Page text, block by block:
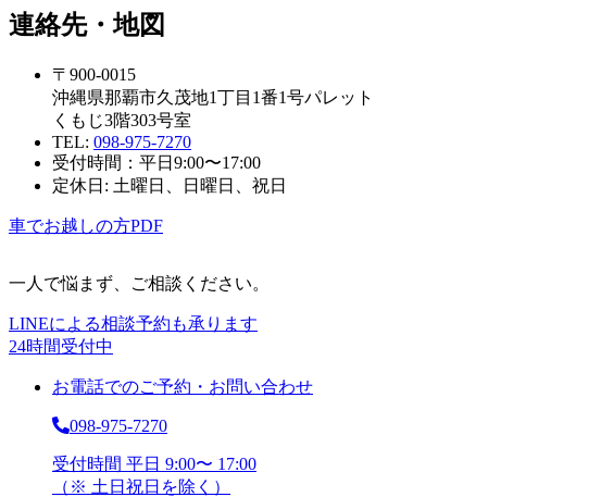
連絡先・地図
〒900-0015
沖縄県那覇市久茂地1丁目1番1号パレット
くもじ3階303号室
TEL: 098-975-7270
受付時間：平日9:00〜17:00
定休日: 土曜日、日曜日、祝日
車でお越しの方PDF
一人で悩まず、ご相談ください。
LINEによる相談予約も承ります
24時間受付中
お電話でのご予約・お問い合わせ
098-975-7270
受付時間 平日 9:00〜 17:00
（※ 土日祝日を除く）